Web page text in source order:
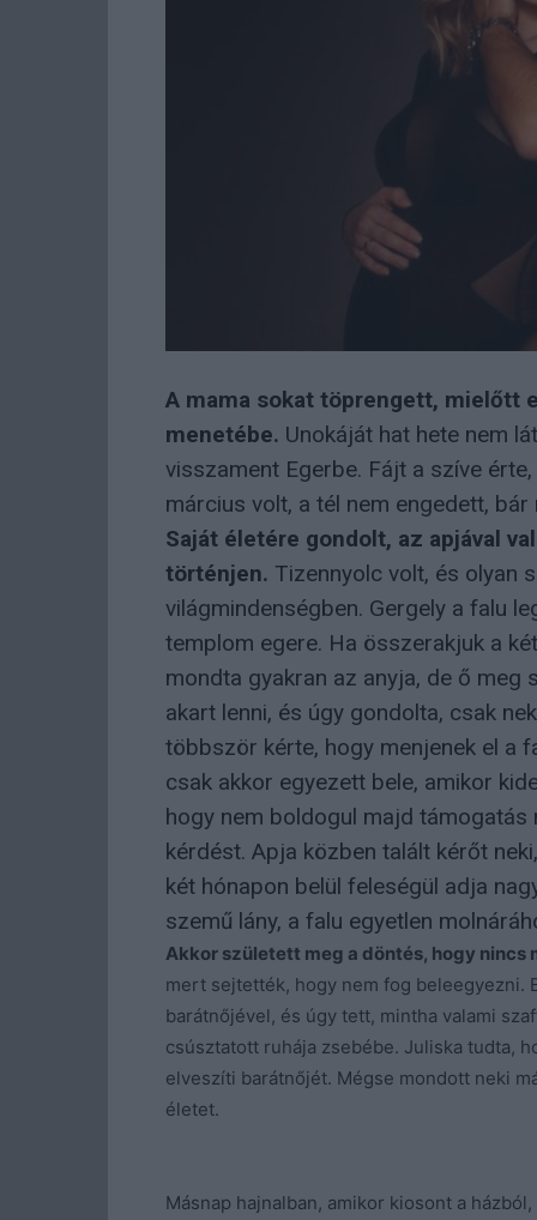
A mama sokat töprengett, mielőtt
menetébe. Unokáját hat hete nem
visszament Egerbe. Fájt a szíve
március volt, a tél nem engedett,
Saját életére gondolt, az apjával
történjen. Tizennyolc volt, és olyan
világmindenségben. Gergely a falu
templom egere. Ha összerakjuk a
mondta gyakran az anyja, de ő meg
akart lenni, és úgy gondolta, csak
többször kérte, hogy menjenek el a
csak akkor egyezett bele, amikor
hogy nem boldogul majd támogatás
kérdést. Apja közben talált kérőt
két hónapon belül feleségül adja
szemű lány, a falu egyetlen
Akkor született meg a döntés, hogy nincs
mert sejtették, hogy nem fog beleegyezni.
barátnőjével, és úgy tett, mintha valami
csúsztatott ruhája zsebébe. Juliska tudta,
elveszíti barátnőjét. Mégse mondott neki
életet.
Másnap hajnalban, amikor kiosont a